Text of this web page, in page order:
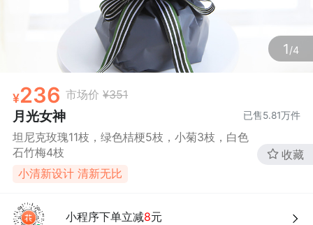
1/4
236 市场价 ¥351
月光女神 已售5.81万件
坦尼克玫瑰11枝，绿色桔梗5枝，小菊3枝，白色
石竹梅4枝
小清新设计 清新无比
收藏
小程序下单立减8元